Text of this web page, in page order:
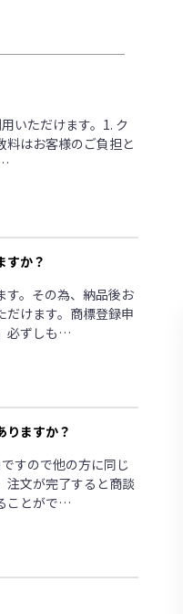
いただけます。1. ク
はお客様のご負担と
すか？
す。その為、納品後お
だけます。商標登録申
必ずしも…
りますか？
すので他の方に同じ
注文が完了すると商談
ことがで…